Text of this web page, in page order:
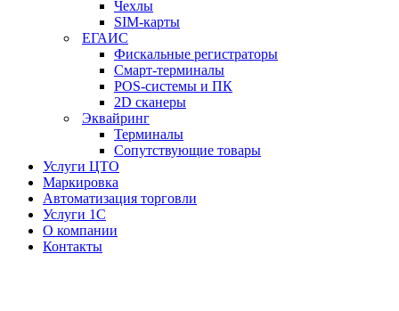
Чехлы
SIM-карты
ЕГАИС
Фискальные регистраторы
Смарт-терминалы
POS-системы и ПК
2D сканеры
Эквайринг
Терминалы
Сопутствующие товары
Услуги ЦТО
Маркировка
Автоматизация торговли
Услуги 1С
О компании
Контакты